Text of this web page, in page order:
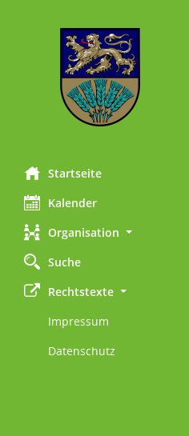
Startseite
Kalender
Organisation
Suche
Rechtstexte
Impressum
Datenschutz